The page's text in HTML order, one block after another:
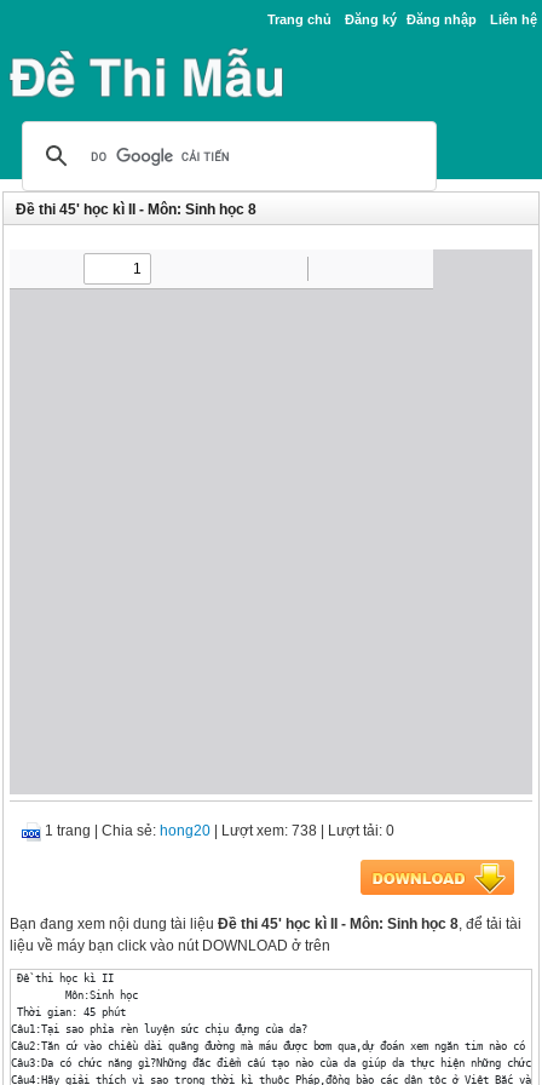
Trang chủ Đăng ký Đăng nhập Liên hệ
Đề thi 45' học kì II - Môn: Sinh học 8
1 trang |Chia sẻ: hong20 | Lượt xem: 738 | Lượt tải: 0
Bạn đang xem nội dung tài liệuĐề thi 45' học kì II - Môn: Sinh học 8, để tải tài
liệu về máy bạn click vào nút DOWNLOAD ở trên
Đề thi học kì II
Thời gian: 45 phút
Câu1:Tại sao phỉa rèn luyện sức chịu đựng của da?
Câu2:Tăn cứ vào chiều dài quãng đường mà máu được bơm qua,dự đoán xem ngăn tim nào
Câu3:Da có chức năng gì?Những đăc điểm cấu tạo nào của da giúp da thực hiện những chức
Câu4:Hãy giải thích vì sao trong thời kì thuộc Pháp,đồng bào các dân tộc ở Việt Bắc và